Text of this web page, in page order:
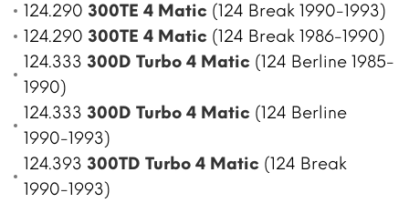
124.290 300TE 4 Matic (124 Break 1990-1993)
124.290 300TE 4 Matic (124 Break 1986-1990)
124.333 300D Turbo 4 Matic (124 Berline 1985-
1990)
124.333 300D Turbo 4 Matic (124 Berline
1990-1993)
124.393 300TD Turbo 4 Matic (124 Break
1990-1993)